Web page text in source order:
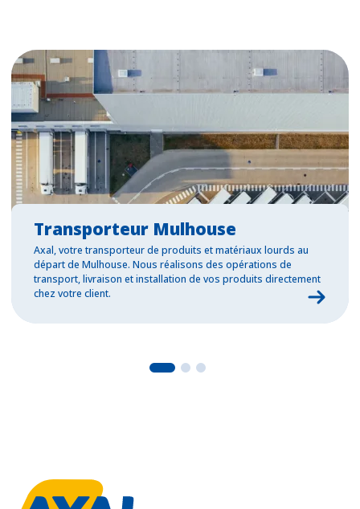
Transporteur Mulhouse
Axal, votre transporteur de produits et matériaux lourds au
départ de Mulhouse. Nous réalisons des opérations de
transport, livraison et installation de vos produits directement
chez votre client.